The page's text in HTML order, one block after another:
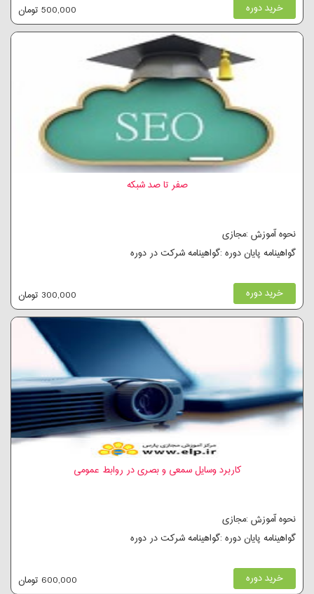
خرید دوره 500,000 تومان
صفر تا صد شبکه
نحوه آموزش :مجازی
گواهینامه پایان دوره :گواهینامه شرکت در دوره
خرید دوره 300,000 تومان
کاربرد وسایل سمعی و بصری در روابط عمومی
نحوه آموزش :مجازی
گواهینامه پایان دوره :گواهینامه شرکت در دوره
خرید دوره 600,000 تومان